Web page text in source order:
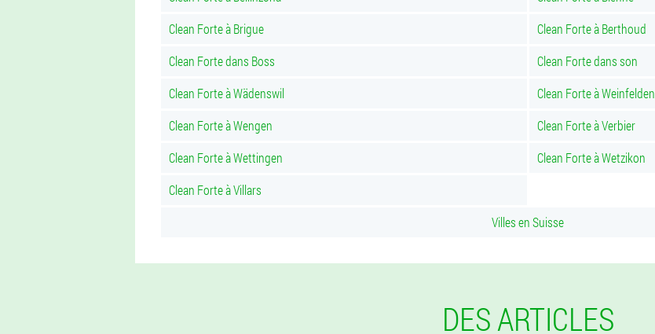
Clean Forte à Brigue
Clean Forte à Berthoud
Clean Forte dans Boss
Clean Forte dans son
Clean Forte à Wädenswil
Clean Forte à Weinfelden
Clean Forte à Wengen
Clean Forte à Verbier
Clean Forte à Wettingen
Clean Forte à Wetzikon
Clean Forte à Villars
Villes en Suisse
DES ARTICLES